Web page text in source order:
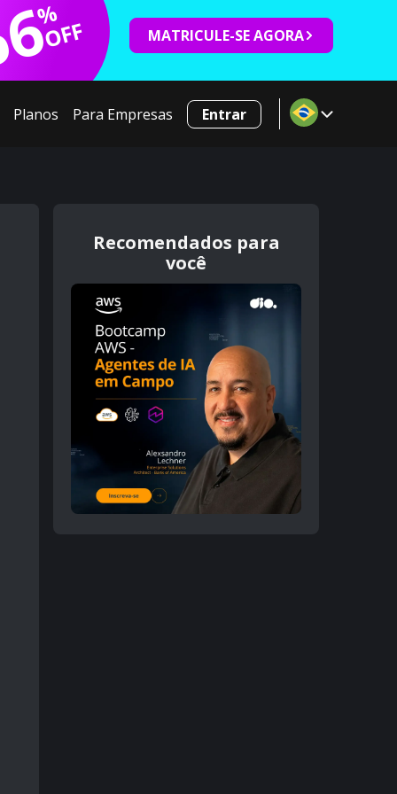
%
OFF MATRICULE-SE AGORA
Planos Para Empresas Entrar
Recomendados para
você